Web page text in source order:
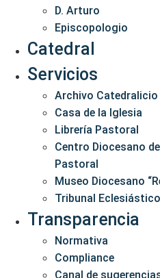
D. Arturo
Episcopologio
Catedral
Servicios
Archivo Catedralicio
Casa de la Iglesia
Librería Pastoral
Centro Diocesano
Pastoral
Museo Diocesano
Tribunal
Transparencia
Normativa
Compliance
Canal de